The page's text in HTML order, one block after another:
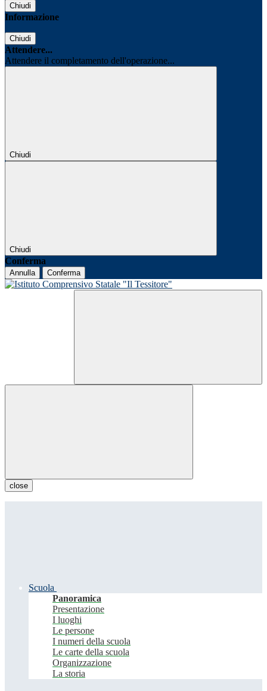
Chiudi
Informazione
Chiudi
Attendere...
Attendere il completamento dell'operazione...
Chiudi
Chiudi
Conferma
Annulla Conferma
close
Scuola
Panoramica
Presentazione
I luoghi
Le persone
I numeri della scuola
Le carte della scuola
Organizzazione
La storia